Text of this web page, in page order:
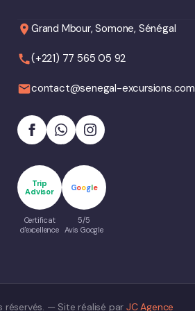
Grand Mbour, Somone, Sénégal
(+221) 77 565 05 92
contact@senegal-excursions.com
Trip
Advisor
Certificat
d'excellence
Google
5/5
Avis Google
réservés. — Site réalisé parJC Agence